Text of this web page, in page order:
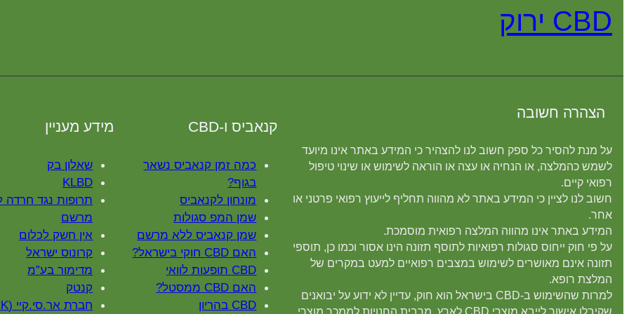
CBD ירוק
הצהרה חשובה
על מנת להסיר כל ספק חשוב לנו להצהיר כי המידע באתר אינו מיועד
לשמש כהמלצה, או הנחיה או עצה או הוראה לשימוש או שינוי טיפול
רפואי קיים.
חשוב לנו לציין כי המידע באתר לא מהווה תחליף לייעוץ רפואי פרטני או
אחר.
המידע באתר אינו מהווה המלצה רפואית מוסמכת.
על פי חוק ייחוס סגולות רפואיות לתוסף תזונה הינו אסור וכמו כן, תוספי
תזונה אינם מאושרים לשימוש במצבים רפואיים למעט במקרים של
המלצת רופא.
למרות שהשימוש ב-CBD בישראל הוא חוק, עדיין לא ידוע על יבואנים
שקיבלו אישור לייבא מוצרי CBD לארץ. מרבית החנויות לממכר מוצרי
קנאביס ו-CBD
כמה זמן קנאביס נשאר
בגוף?
מונחון לקנאביס
שמן המפ סגולות
שמן קנאביס ללא מרשם
האם CBD חוקי בישראל?
CBD תופעות לוואי
האם CBD ממסטל?
CBD בהריון
מידע מעניין
שאלון בק
KLBD
תרופות נגד חרדה
מרשם
אין חשק לכלום
קרונוס ישראל
מדימור בע”מ
קנטק
חברת אר.סי.קיי (RCK)